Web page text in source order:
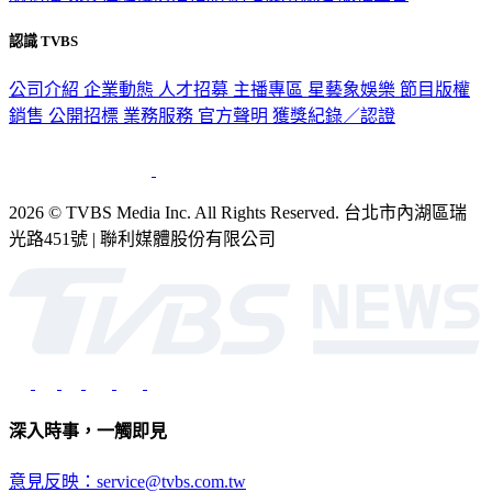
認識 TVBS
公司介紹 企業動態 人才招募 主播專區 星藝象娛樂 節目版權
銷售 公開招標 業務服務 官方聲明 獲獎紀錄／認證
2026 © TVBS Media Inc. All Rights Reserved. 台北市內湖區瑞
光路451號 | 聯利媒體股份有限公司
深入時事，一觸即見
意見反映：service@tvbs.com.tw